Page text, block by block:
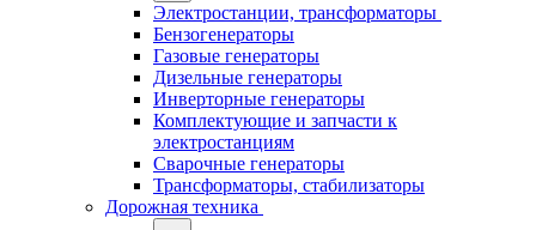
Электростанции, трансформаторы
Бензогенераторы
Газовые генераторы
Дизельные генераторы
Инверторные генераторы
Комплектующие и запчасти к
электростанциям
Сварочные генераторы
Трансформаторы, стабилизаторы
Дорожная техника